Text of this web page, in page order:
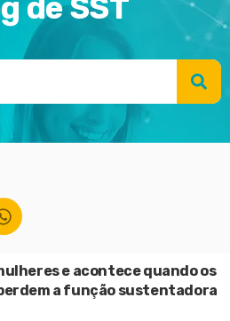
de SST
e acontece quando os
a função sustentadora